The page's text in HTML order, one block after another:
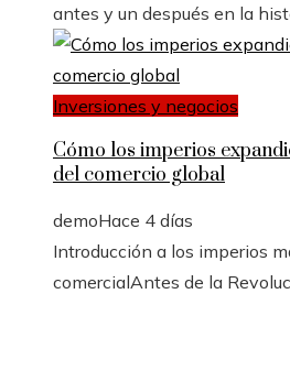
antes y un después en la
Inversiones y negocios
Cómo los imperios
del comercio global
demoHace 4 días
Introducción a los imperios
comercialAntes de la